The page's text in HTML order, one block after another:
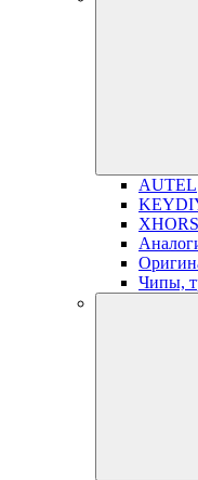
AUTEL
Чипы,